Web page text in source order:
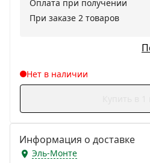
Оплата при получении
При заказе 2 товаров
Нет в наличии
Информация о доставке
Эль-Монте